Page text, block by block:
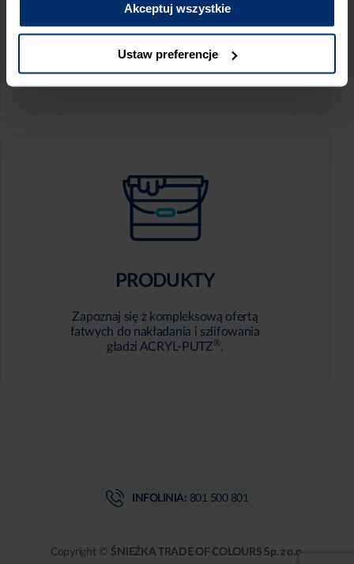
Akceptuj wszystkie
Ustaw preferencje
KALKULATOR ZUŻYCIA
Oblicz, jaką ilość produktów potrzebujesz,
aby perfekcyjnie wygładzić swoje ściany.
PRODUKTY
Zapoznaj się z kompleksową ofertą
łatwych do nakładania i szlifowania
gładzi ACRYL-PUTZ®.
INFOLINIA: 801 500 801
Copyright © ŚNIEŻKA TRADE OF COLOURS Sp. z o.o.